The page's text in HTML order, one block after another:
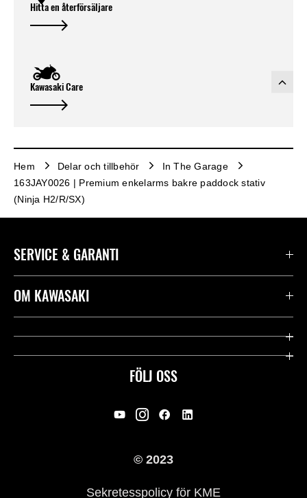
Hitta en återförsäljare
Kawasaki Care
Hem Delar och tillbehör
In The Garage
163JAY0026 | Premium enkelarms bakre paddock stativ
(Ninja H2/R/SX)
FÖLJ OSS
SERVICE & GARANTI
Kontakta oss
Användbara länkar
Rättsligt & Sekretess
OM KAWASAKI
Företag
© 2023
Sekretesspolicy för KME